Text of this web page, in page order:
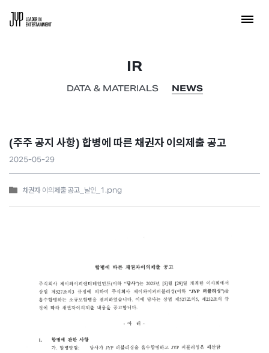
IR
DATA & MATERIALS NEWS
(주주 공지 사항) 합병에 따른 채권자 이의제출 공고
2025-05-29
채권자 이의제출 공고_날인_1.png